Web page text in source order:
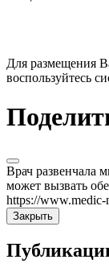
Для размещения
воспользуйтесь
Врач развенчала
может вызвать
https://
Закрыть